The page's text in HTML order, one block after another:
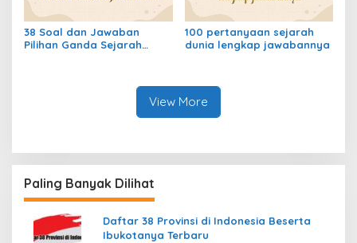
38 Soal dan Jawaban
Pilihan Ganda Sejarah
100 pertanyaan sejarah
dunia lengkap jawabannya
View More
Paling Banyak Dilihat
Daftar 38 Provinsi di Indonesia Beserta
Ibukotanya Terbaru